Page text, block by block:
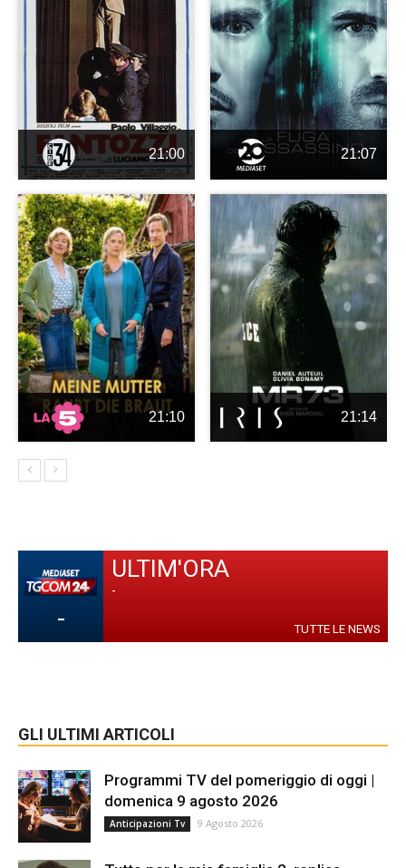
21:00 21:07
21:10 21:14
-
ULTIM'ORA
-
TUTTE LE NEWS
GLI ULTIMI ARTICOLI
Programmi TV del pomeriggio di oggi |
domenica 9 agosto 2026
Anticipazioni Tv 9 Agosto 2026